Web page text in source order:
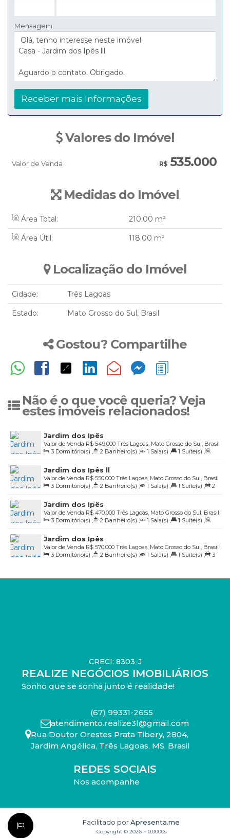
Mensagem:
Valores do Imóvel
R$535.000
Valor de Venda
Medidas do Imóvel
Área Total: 210.00 m²
Área Útil: 118.00 m²
Localização do Imóvel
Cidade: Três Lagoas
Estado: Mato Grosso do Sul, Brasil
Gostou? Compartilhe
Não é o que você queria? Veja
estes imóveis relacionados!
Jardim dos Ipês
R$ 549.000
Valor de Venda
Três Lagoas, Mato Grosso do Sul, Brasil
3 Dormitório(s) , 2 Banheiro(s) , 1 Sala(s) , 1 Suíte(s) ,
Total: 210.00m² , 2 Vaga(s) , Útil: 108.01m²
Jardim dos Ipês ll
R$ 550.000
Valor de Venda
Três Lagoas, Mato Grosso do Sul, Brasil
3 Dormitório(s) , 2 Banheiro(s) , 1 Sala(s) , 1 Suíte(s) ,
2
Vaga(s) , Útil: 110.00m²
Jardim dos Ipês
R$ 470.000
Valor de Venda
Três Lagoas, Mato Grosso do Sul, Brasil
3 Dormitório(s) , 2 Banheiro(s) , 1 Sala(s) , 1 Suíte(s) ,
Total: 156.00m² , 2 Vaga(s) , Útil: 108.16m²
Jardim dos Ipês
R$ 570.000
Valor de Venda
Três Lagoas, Mato Grosso do Sul, Brasil
3 Dormitório(s) , 2 Banheiro(s) , 1 Sala(s) , 1 Suíte(s) ,
3
CRECI: 8303-J
REALIZE NEGÓCIOS IMOBILIÁRIOS
Sonho que se sonha junto é realidade!
(67) 99331-2655
atendimento.realize3l@gmail.com
Rua Doutor Orestes Prata Tibery, 2804,
Jardim Angélica, Três Lagoas, MS, Brasil
REDES SOCIAIS
Nos acompanhe
Facilitado porApresenta.me
Copyright © 2026 ~ 0.0000s